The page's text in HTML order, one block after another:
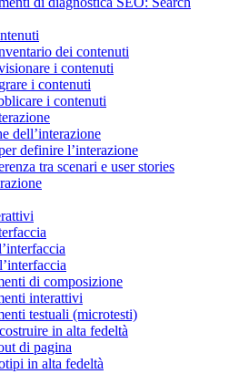
dei contenuti
i contenuti
i contenuti
i contenuti
dell’interazione
definire l’interazione
tra scenari e user stories
di composizione
interattivi
testuali (microtesti)
in alta fedeltà
di pagina
in alta fedeltà